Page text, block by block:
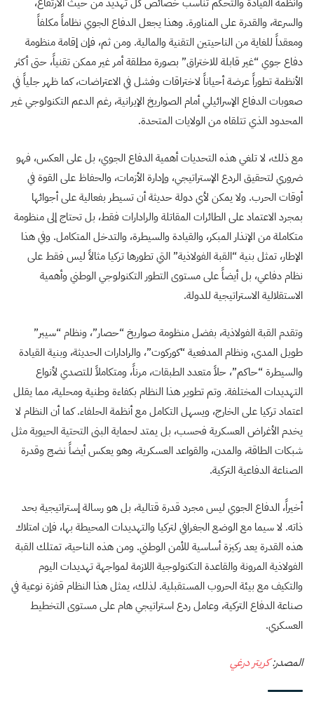
والسرعة، والقدرة على المناورة. وهذا يجعل الدفاع الجوي نظاماً مكلفاً
ومعقداً للغاية من الناحيتين التقنية والمالية. ومن ثم، فإن إقامة منظومة
دفاع جوي “غير قابلة للاختراق” بصورة مطلقة أمر غير ممكن تقنياً، حتى أكثر
الأنظمة تطوراً عرضة أحياناً لاختراقات وفشل في الاعتراضات، كما ظهر جلياً في
صعوبات الدفاع الإسرائيلي أمام الصواريخ الإيرانية، رغم الدعم التكنولوجي غير
المحدود الذي تتلقاه من الولايات المتحدة.
مع ذلك، لا تلغي هذه التحديات أهمية الدفاع الجوي، بل على العكس، فهو
ضروري لتحقيق الردع الإستراتيجي، وإدارة الأزمات، والحفاظ على القوة في
أوقات الحرب. ولا يمكن لأي دولة حديثة أن تسيطر بفعالية على أجوائها
بمجرد الاعتماد على الطائرات المقاتلة والرادارات فقط، بل تحتاج إلى منظومة
متكاملة من الإنذار المبكر، والقيادة والسيطرة، والتدخل المتكامل. وفي هذا
الإطار، تمثل بنية “القبة الفولاذية” التي تطورها تركيا مثالاً ليس فقط على
نظام دفاعي، بل أيضاً على مستوى التطور التكنولوجي الوطني وأهمية
الاستقلالية الاستراتيجية للدولة.
وتقدم القبة الفولاذية، بفضل منظومة صواريخ “حصار”، ونظام “سيبر”
طويل المدى، ونظام المدفعية “كوركوت”، والرادارات الحديثة، وبنية القيادة
والسيطرة “حاكم”، حلاً متعدد الطبقات، مرناً، ومتكاملاً للتصدي لأنواع
التهديدات المختلفة. وتم تطوير هذا النظام بكفاءة وطنية ومحلية، مما يقلل
اعتماد تركيا على الخارج، ويسهل التكامل مع أنظمة الحلفاء. كما أن النظام لا
يخدم الأغراض العسكرية فحسب، بل يمتد لحماية البنى التحتية الحيوية مثل
شبكات الطاقة، والمدن، والقواعد العسكرية، وهو يعكس أيضاً نضج وقدرة
الصناعة الدفاعية التركية.
أخيراً، الدفاع الجوي ليس مجرد قدرة قتالية، بل هو رسالة إستراتيجية بحد
ذاته. لا سيما مع الوضع الجغرافي لتركيا والتهديدات المحيطة بها، فإن امتلاك
هذه القدرة يعد ركيزة أساسية للأمن الوطني. ومن هذه الناحية، تمتلك القبة
الفولاذية المرونة والقاعدة التكنولوجية اللازمة لمواجهة تهديدات اليوم
والتكيف مع بيئة الحروب المستقبلية. لذلك، يمثل هذا النظام قفزة نوعية في
صناعة الدفاع التركية، وعامل ردع استراتيجي هام على مستوى التخطيط
العسكري.
المصدر:كريتر درغي